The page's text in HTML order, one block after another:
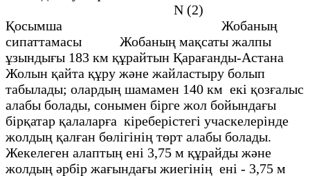
N (2)
Қосымша Жобаның
сипаттамасы Жобаның мақсаты жалпы
ұзындығы 183 км құрайтын Қарағанды-Астана
Жолын қайта құру және жайластыру болып
табылады; олардың шамамен 140 км екі қозғалыс
алабы болады, сонымен бірге жол бойындағы
бірқатар қалаларға кіреберістегі учаскелерінде
жолдың қалған бөлігінің төрт алабы болады.
Жекелеген алаптың ені 3,75 м құрайды және
жолдың әрбір жағындағы жиегінің ені - 3,75 м